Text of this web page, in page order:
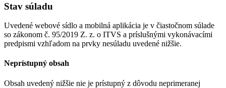
Stav súladu
Uvedené webové sídlo a mobilná aplikácia je v čiastočnom súlade
so zákonom č. 95/2019 Z. z. o ITVS a príslušnými vykonávacími
predpismi vzhľadom na prvky nesúladu uvedené nižšie.
Neprístupný obsah
Obsah uvedený nižšie nie je prístupný z dôvodu neprimeranej